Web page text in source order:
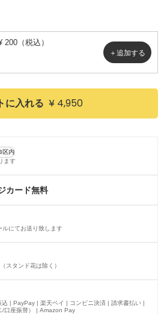
200（税込）
に入れる ¥ 4,950
区内
ます
カード無料
ルにてお送り致します
スタンド花は除く）
込 | PayPay | 楽天ペイ | コンビニ決済 | 請求書払い |
/口座振替） | Amazon Pay